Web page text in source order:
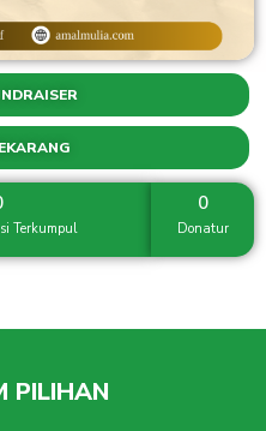
Terkumpul Donatur
0
PILIHAN